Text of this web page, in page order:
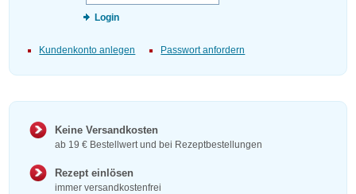
Login
Kundenkonto anlegen Passwort anfordern
Keine Versandkosten
ab 19 € Bestellwert und bei Rezeptbestellungen
Rezept einlösen
immer versandkostenfrei